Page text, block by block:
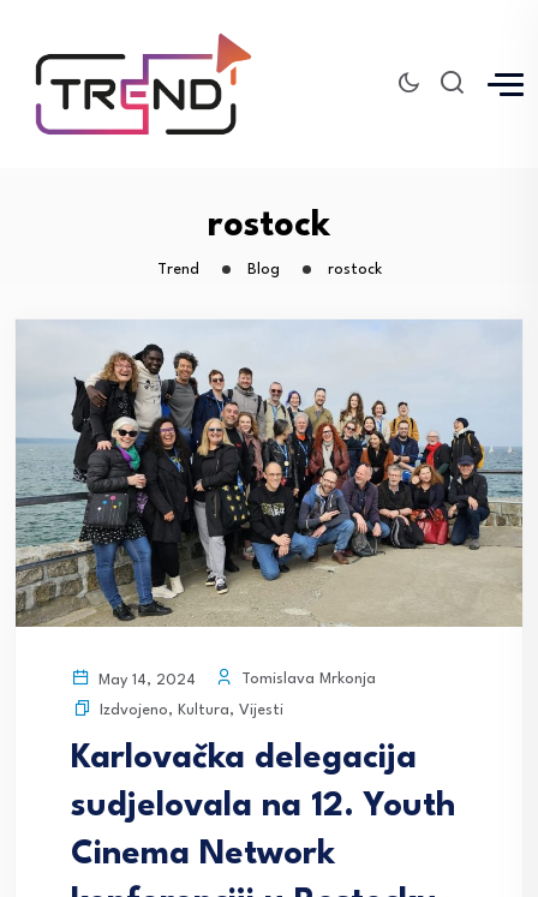
rostock
Trend Blog rostock
May 14, 2024
Tomislava Mrkonja
Izdvojeno, Kultura, Vijesti
Karlovačka delegacija
sudjelovala na 12. Youth
Cinema Network